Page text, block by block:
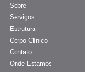
Sobre
Serviços
Estrutura
Corpo Clínico
Contato
Onde Estamos